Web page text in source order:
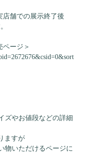
店舗での展示終了後
ページ＞
ズやお値段などの詳細
ますが
物いただけるページに